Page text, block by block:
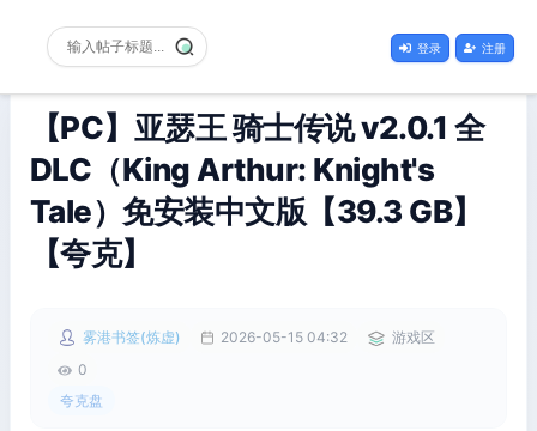
登录 注册
【PC】亚瑟王 骑士传说 v2.0.1 全
DLC（King Arthur: Knight's
Tale）免安装中文版【39.3 GB】
【夸克】
雾港书签(炼虚) 2026-05-15 04:32
游戏区
0
夸克盘